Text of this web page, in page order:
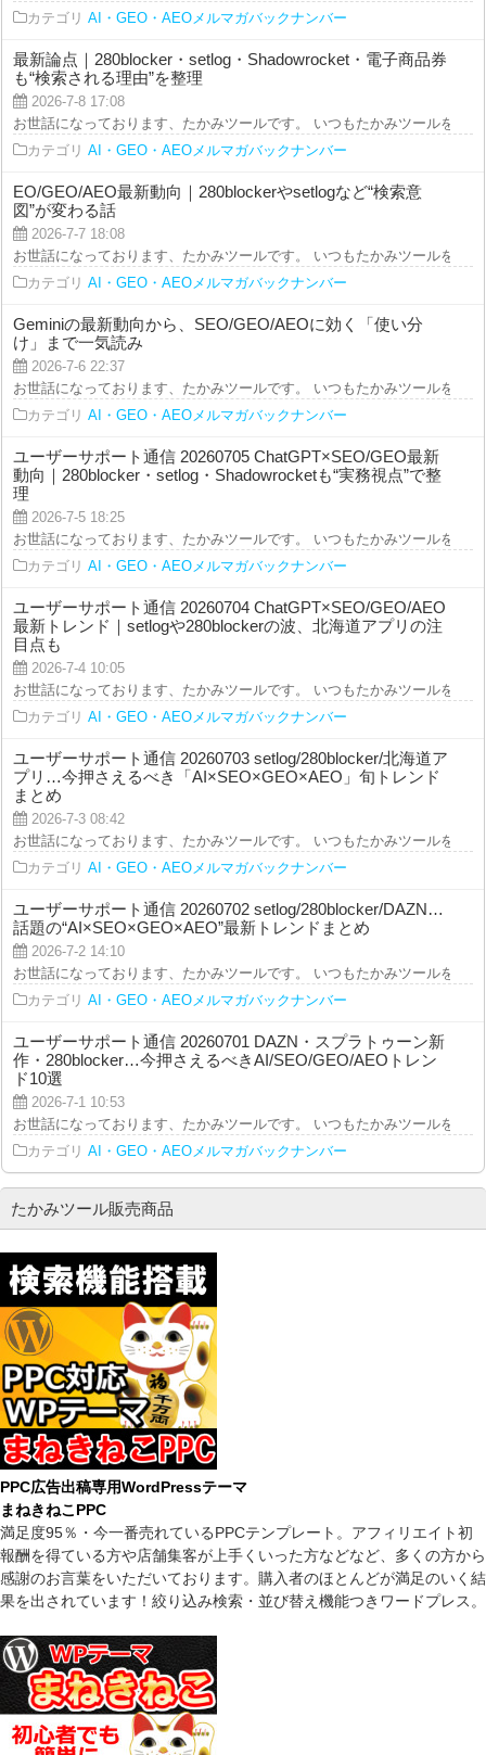
カテゴリ AI・GEO・AEOメルマガバックナンバー
最新論点｜280blocker・setlog・Shadowrocket・電子商品券
も“検索される理由”を整理
2026-7-8 17:08
お世話になっております、たかみツールです。 いつもたかみツールをご
カテゴリ AI・GEO・AEOメルマガバックナンバー
EO/GEO/AEO最新動向｜280blockerやsetlogなど“検索意
図”が変わる話
2026-7-7 18:08
お世話になっております、たかみツールです。 いつもたかみツールをご
カテゴリ AI・GEO・AEOメルマガバックナンバー
Geminiの最新動向から、SEO/GEO/AEOに効く「使い分
け」まで一気読み
2026-7-6 22:37
お世話になっております、たかみツールです。 いつもたかみツールをご
カテゴリ AI・GEO・AEOメルマガバックナンバー
ユーザーサポート通信 20260705 ChatGPT×SEO/GEO最新
動向｜280blocker・setlog・Shadowrocketも“実務視点”で整
理
2026-7-5 18:25
お世話になっております、たかみツールです。 いつもたかみツールをご
カテゴリ AI・GEO・AEOメルマガバックナンバー
ユーザーサポート通信 20260704 ChatGPT×SEO/GEO/AEO
最新トレンド｜setlogや280blockerの波、北海道アプリの注
目点も
2026-7-4 10:05
お世話になっております、たかみツールです。 いつもたかみツールをご
カテゴリ AI・GEO・AEOメルマガバックナンバー
ユーザーサポート通信 20260703 setlog/280blocker/北海道ア
プリ…今押さえるべき「AI×SEO×GEO×AEO」旬トレンド
まとめ
2026-7-3 08:42
お世話になっております、たかみツールです。 いつもたかみツールをご
カテゴリ AI・GEO・AEOメルマガバックナンバー
ユーザーサポート通信 20260702 setlog/280blocker/DAZN…
話題の“AI×SEO×GEO×AEO”最新トレンドまとめ
2026-7-2 14:10
お世話になっております、たかみツールです。 いつもたかみツールをご
カテゴリ AI・GEO・AEOメルマガバックナンバー
ユーザーサポート通信 20260701 DAZN・スプラトゥーン新
作・280blocker…今押さえるべきAI/SEO/GEO/AEOトレン
ド10選
2026-7-1 10:53
お世話になっております、たかみツールです。 いつもたかみツールをご
カテゴリ AI・GEO・AEOメルマガバックナンバー
たかみツール販売商品
PPC広告出稿専用WordPressテーマ
まねきねこPPC
満足度95％・今一番売れているPPCテンプレート。アフィリエイト初
報酬を得ている方や店舗集客が上手くいった方などなど、多くの方から
感謝のお言葉をいただいております。購入者のほとんどが満足のいく結
果を出されています！絞り込み検索・並び替え機能つきワードプレス。